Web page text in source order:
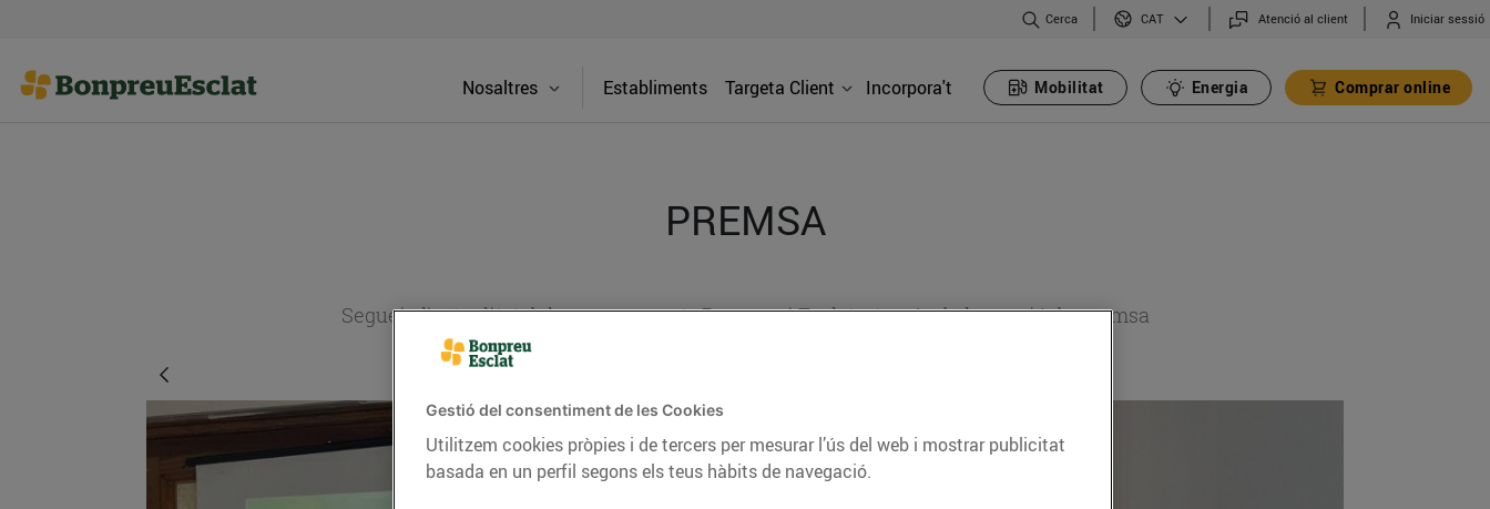
Cerca CAT Atenció al client Iniciar sessió
Nosaltres Establiments Targeta Client Incorpora't Mobilitat Energia Comprar online
PREMSA
Segueix l'actualitat dels supermercats Bonpreu i Esclat a través de la secció de premsa
Gestió del consentiment de les Cookies
Utilitzem cookies pròpies i de tercers per mesurar l’ús del web i mostrar publicitat
basada en un perfil segons els teus hàbits de navegació.